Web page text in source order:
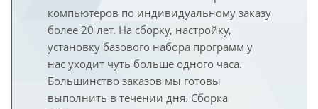
компьютеров по индивидуальному заказу
более 20 лет. На сборку, настройку,
установку базового набора программ у
нас уходит чуть больше одного часа.
Большинство заказов мы готовы
выполнить в течении дня. Сборка